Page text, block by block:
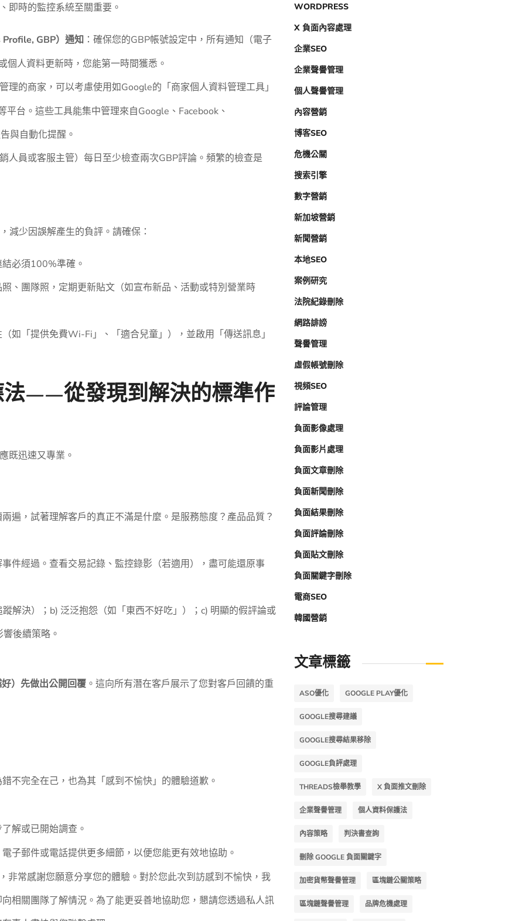
即時的監控系統至關重要。
GBP）通知 ：確保您的GBP帳號設定中，所有通知（電子
個人資料更新時，您能第一時間獲悉。
理的商家，可以考慮使用如Google的「商家個人資料管理工具」
台。這些工具能集中管理來自Google、Facebook、
與自動化提醒。
人員或客服主管）每日至少檢查兩次GBP評論。頻繁的檢查是
減少因誤解產生的負評。請確保：
必須100%準確。
、團隊照，定期更新貼文（如宣布新品、活動或特別營業時
如「提供免費Wi-Fi」、「適合兒童」），並啟用「傳送訊息」
——從發現到解決的標準作
既迅速又專業。
遍，試著理解客戶的真正不滿是什麼。是服務態度？產品品質？
件經過。查看交易記錄、監控錄影（若適用），盡可能還原事
解決）；b) 泛泛抱怨（如「東西不好吃」）；c) 明顯的假評論或
後續策略。
）先做出公開回覆 。這向所有潛在客戶展示了您對客戶回饋的重
不完全在己，也為其「感到不愉快」的體驗道歉。
解或已開始調查。
子郵件或電話提供更多細節，以便您能更有效地協助。
非常感謝您願意分享您的體驗。對於您此次到訪感到不愉快，我
相關團隊了解情況。為了能更妥善地協助您，懇請您透過私人訊
WORDPRESS
X 負面內容處理
企業SEO
企業聲譽管理
個人聲譽管理
內容營銷
博客SEO
危機公關
搜索引擎
數字營銷
新加坡營銷
新聞營銷
本地SEO
案例研究
法院紀錄刪除
網路誹謗
聲譽管理
虛假帳號刪除
視頻SEO
評論管理
負面影像處理
負面影片處理
負面文章刪除
負面新聞刪除
負面結果刪除
負面評論刪除
負面貼文刪除
負面關鍵字刪除
電商SEO
韓國營銷
文章標籤
ASO優化 GOOGLE PLAY優化
GOOGLE搜尋建議
GOOGLE搜尋結果移除
GOOGLE負評處理
THREADS檢舉教學 X 負面推文刪除
企業聲譽管理 個人資料保護法
內容策略 判決書查詢
刪除 GOOGLE 負面關鍵字
加密貨幣聲譽管理 區塊鏈公關策略
區塊鏈聲譽管理 品牌危機處理